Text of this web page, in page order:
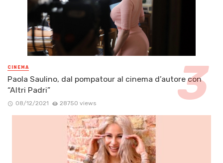
CINEMA
Paola Saulino, dal pompatour al cinema d’autore con
“Altri Padri”
08/12/2021 28750 views